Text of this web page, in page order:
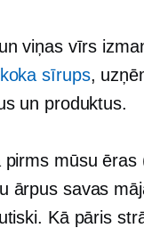
viņas vīrs
sīrups,
un produktus.
pirms mūsu ēras
ārpus savas
Kā pāris